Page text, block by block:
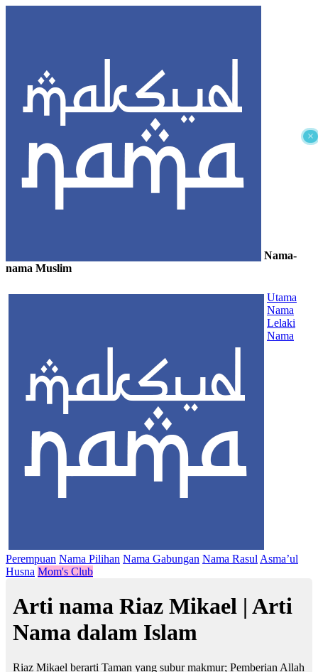
×
Nama-
nama Muslim
Utama
Nama
Lelaki
Nama
Perempuan Nama Pilihan Nama Gabungan Nama Rasul Asma’ul
Husna Mom's Club
Arti nama Riaz Mikael | Arti
Nama dalam Islam
Riaz Mikael berarti Taman yang subur makmur; Pemberian Allah